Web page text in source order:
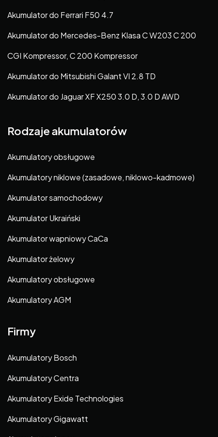
Akumulator do Ferrari F50 4.7
Akumulator do Mercedes-Benz Klasa C W203 C 200
CGI Kompressor, C 200 Kompressor
Akumulator do Mitsubishi Galant VI 2.8 TD
Akumulator do Jaguar XF X250 3.0 D, 3.0 D AWD
Rodzaje akumulatorów
Akumulatory obsługowe
Akumulatory niklowe (zasadowe, niklowo-kadmowe)
Akumulator samochodowy
Akumulator Ukraiński
Akumulator wapniowy CaCa
Akumulator żelowy
Akumulatory obsługowe
Akumulatory AGM
Firmy
Akumulatory Bosch
Akumulatory Centra
Akumulatory Exide Technologies
Akumulatory Gigawatt